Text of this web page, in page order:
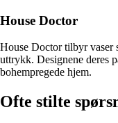
House Doctor
House Doctor tilbyr vaser
uttrykk. Designene deres
bohempregede hjem.
Ofte stilte